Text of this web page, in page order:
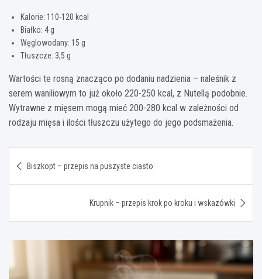
Kalorie: 110-120 kcal
Białko: 4 g
Węglowodany: 15 g
Tłuszcze: 3,5 g
Wartości te rosną znacząco po dodaniu nadzienia – naleśnik z
serem waniliowym to już około 220-250 kcal, z Nutellą podobnie.
Wytrawne z mięsem mogą mieć 200-280 kcal w zależności od
rodzaju mięsa i ilości tłuszczu użytego do jego podsmażenia.
wpisu
Biszkopt – przepis na puszyste ciasto
Krupnik – przepis krok po kroku i wskazówki